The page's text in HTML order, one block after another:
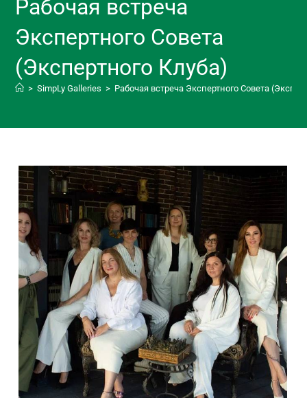
Рабочая встреча
Экспертного Совета
(Экспертного Клуба)
> SimpLy Galleries > Рабочая встреча Экспертного Совета